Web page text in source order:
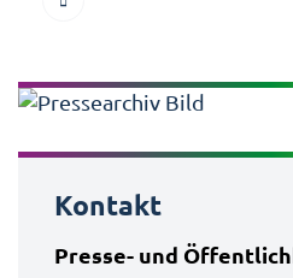
Kontakt
Presse- und